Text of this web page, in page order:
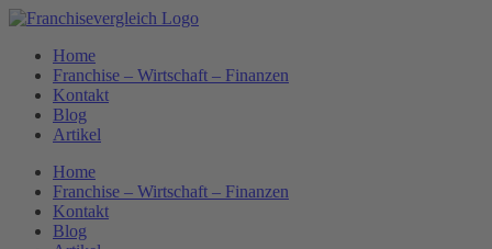
Zum
springenHome
Franchise – Wirtschaft – Finanzen
Kontakt
Blog
Artikel
Home
Franchise – Wirtschaft – Finanzen
Kontakt
Blog